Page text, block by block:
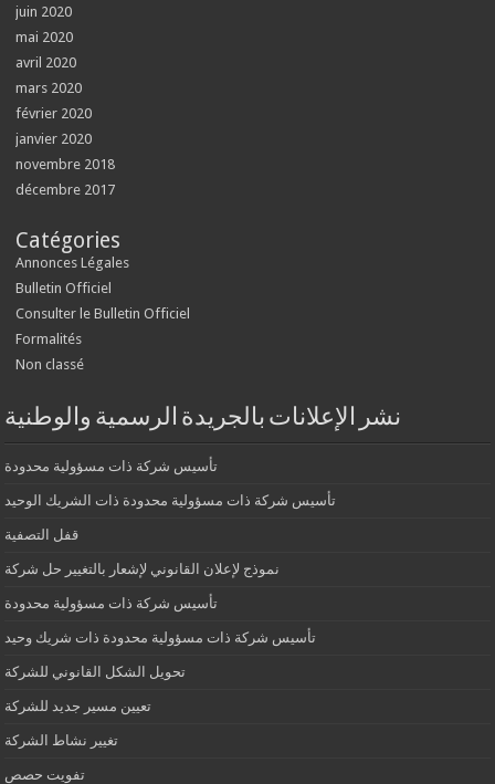
juin 2020
mai 2020
avril 2020
mars 2020
février 2020
janvier 2020
novembre 2018
décembre 2017
Catégories
Annonces Légales
Bulletin Officiel
Consulter le Bulletin Officiel
Formalités
Non classé
نشر الإعلانات بالجريدة الرسمية والوطنية
تأسيس شركة ذات مسؤولية محدودة
تأسيس شركة ذات مسؤولية محدودة ذات الشريك الوحيد
قفل التصفية
نموذج لإعلان القانوني لإشعار بالتغيير حل شركة
تأسيس شركة ذات مسؤولية محدودة
تأسيس شركة ذات مسؤولية محدودة ذات شريك وحيد
تحويل الشكل القانوني للشركة
تعيين مسير جديد للشركة
تغيير نشاط الشركة
تفويت حصص